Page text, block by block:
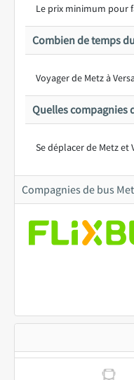
Le prix minimum pour
Combien de temps
Voyager de Metz à
Quelles compagnies
Se déplacer de Metz et
Compagnies de bus